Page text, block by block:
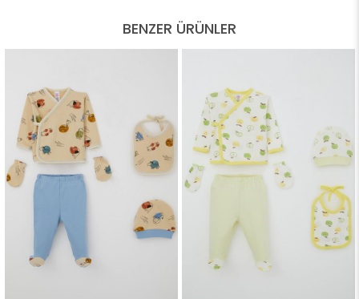
BENZER ÜRÜNLER